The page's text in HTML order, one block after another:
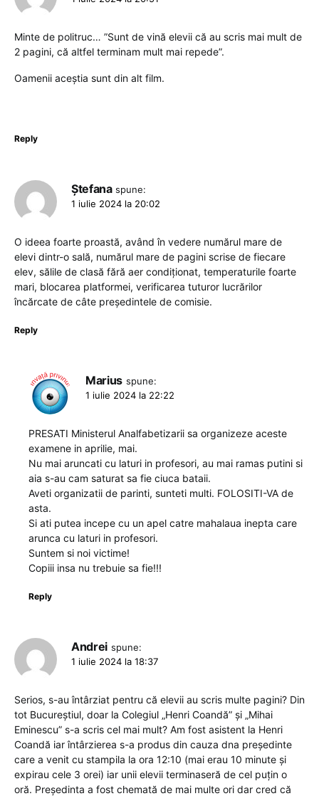
Minte de politruc… ”Sunt de vină elevii că au scris mai mult de
2 pagini, că altfel terminam mult mai repede”.
Oamenii aceștia sunt din alt film.
Reply
Ștefana spune:
1 iulie 2024 la 20:02
O ideea foarte proastă, având în vedere numărul mare de
elevi dintr-o sală, numărul mare de pagini scrise de fiecare
elev, sălile de clasă fără aer condiționat, temperaturile foarte
mari, blocarea platformei, verificarea tuturor lucrărilor
încărcate de câte președintele de comisie.
Reply
Marius spune:
1 iulie 2024 la 22:22
PRESATI Ministerul Analfabetizarii sa organizeze aceste
examene in aprilie, mai.
Nu mai aruncati cu laturi in profesori, au mai ramas putini si
aia s-au cam saturat sa fie ciuca bataii.
Aveti organizatii de parinti, sunteti multi. FOLOSITI-VA de
asta.
Si ati putea incepe cu un apel catre mahalaua inepta care
arunca cu laturi in profesori.
Suntem si noi victime!
Copiii insa nu trebuie sa fie!!!
Reply
Andrei spune:
1 iulie 2024 la 18:37
Serios, s-au întârziat pentru că elevii au scris multe pagini? Din
tot Bucureștiul, doar la Colegiul „Henri Coandă” și „Mihai
Eminescu” s-a scris cel mai mult? Am fost asistent la Henri
Coandă iar întârzierea s-a produs din cauza dna președinte
care a venit cu stampila la ora 12:10 (mai erau 10 minute și
expirau cele 3 orei) iar unii elevii terminaseră de cel puțin o
oră. Președinta a fost chemată de mai multe ori dar cred că